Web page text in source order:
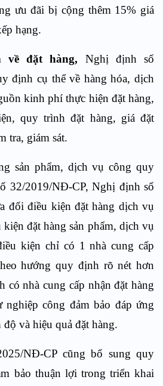
ưu đãi bị cộng thêm 15% giá
hạng.
đặt hàng, Nghị định số
định cụ thể về hàng hóa, dịch
kinh phí thực hiện đặt hàng,
quy trình đặt hàng, giá đặt
tra, giám sát.
sản phẩm, dịch vụ công quy
32/2019/NĐ-CP, Nghị định số
đổi điều kiện đặt hàng dịch vụ
đặt hàng sản phẩm, dịch vụ
kiện chỉ có 1 nhà cung cấp
hướng quy định rõ nét hơn
có nhà cung cấp nhận đặt hàng
nghiệp công đảm bảo đáp ứng
và hiệu quả đặt hàng.
NĐ-CP cũng bổ sung quy
bảo thuận lợi trong triển khai